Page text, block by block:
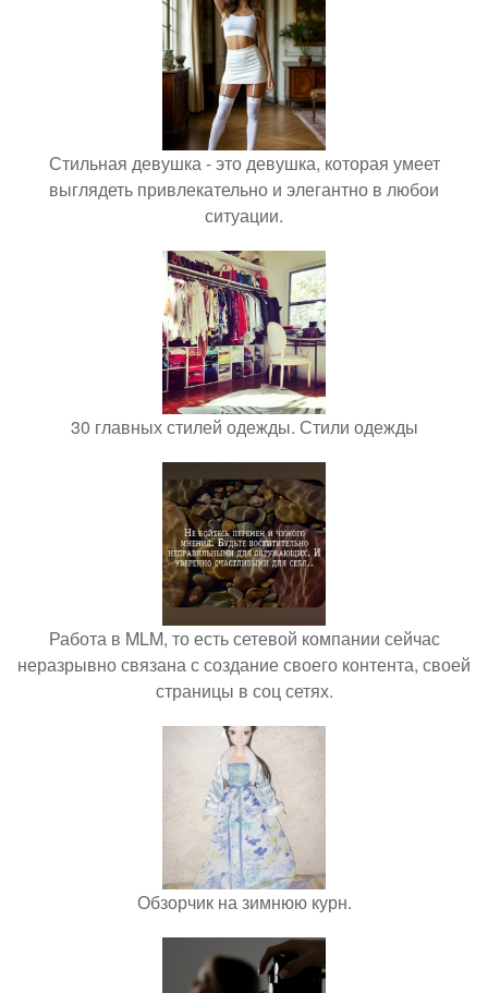
Стильная девушка - это девушка, которая умеет
выглядеть привлекательно и элегантно в любои
ситуации.
30 главных стилей одежды. Стили одежды
Работа в MLM, то есть сетевой компании сейчас
неразрывно связана с создание своего контента, своей
страницы в соц сетях.
Обзорчик на зимнюю курн.